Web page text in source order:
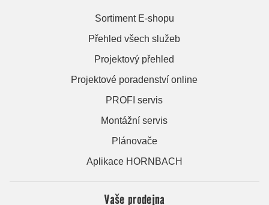
Sortiment E-shopu
Přehled všech služeb
Projektový přehled
Projektové poradenství online
PROFI servis
Montážní servis
Plánovače
Aplikace HORNBACH
Vaše prodejna